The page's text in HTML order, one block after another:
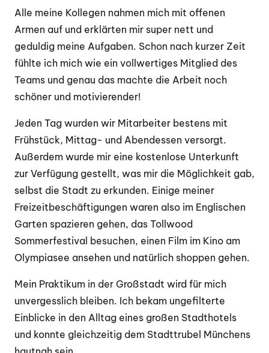
Alle meine Kollegen nahmen mich mit offenen
Armen auf und erklärten mir super nett und
geduldig meine Aufgaben. Schon nach kurzer Zeit
fühlte ich mich wie ein vollwertiges Mitglied des
Teams und genau das machte die Arbeit noch
schöner und motivierender!
Jeden Tag wurden wir Mitarbeiter bestens mit
Frühstück, Mittag- und Abendessen versorgt.
Außerdem wurde mir eine kostenlose Unterkunft
zur Verfügung gestellt, was mir die Möglichkeit gab,
selbst die Stadt zu erkunden. Einige meiner
Freizeitbeschäftigungen waren also im Englischen
Garten spazieren gehen, das Tollwood
Sommerfestival besuchen, einen Film im Kino am
Olympiasee ansehen und natürlich shoppen gehen.
Mein Praktikum in der Großstadt wird für mich
unvergesslich bleiben. Ich bekam ungefilterte
Einblicke in den Alltag eines großen Stadthotels
und konnte gleichzeitig dem Stadttrubel Münchens